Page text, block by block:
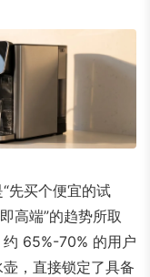
先买个便宜的试
高端”的趋势所取
65%-70% 的用户
，直接锁定了具备